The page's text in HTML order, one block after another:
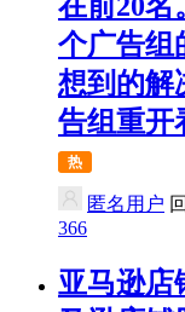
个广告组
想到的解
告组重开
热
匿名用户
366
亚马逊店